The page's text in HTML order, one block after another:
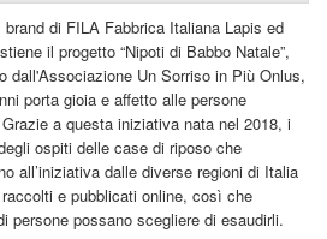
brand di FILA Fabbrica Italiana Lapis ed
il progetto “Nipoti di Babbo Natale”,
dall'Associazione Un Sorriso in Più Onlus,
porta gioia e affetto alle persone
a questa iniziativa nata nel 2018, i
ospiti delle case di riposo che
all’iniziativa dalle diverse regioni di Italia
e pubblicati online, così che
persone possano scegliere di esaudirli.